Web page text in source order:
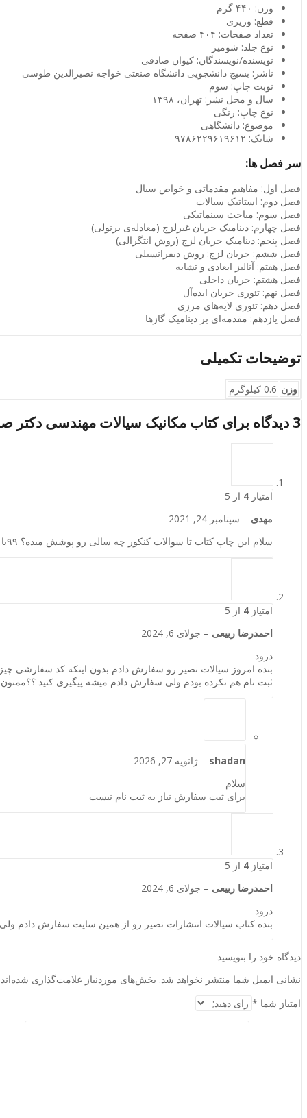
وزن: ۴۴۰
گرم
قطع: وزیری
تعداد صفحات: ۴۰۴
صفحه
نوع جلد: شومیز
نویسنده/نویسندگان: کیوان صادقی
ناشر: بسیج دانشجویی دانشگاه صنعتی خواجه نصیرالدین طوسی
نوبت چاپ: سوم
سال و محل نشر: تهران، ۱۳۹۸
نوع چاپ: رنگی
موضوع: دانشگاهی
شابک: ۹۷۸۶۲۲۹۶۱۹۶۱۲
سر فصل ها:
فصل اول: مفاهیم مقدماتی و خواص سیال
فصل دوم: استاتیک سیالات
فصل سوم: مباحث سینماتیکی
فصل چهارم: دینامیک جریان غیرلزج (معادله‌ی برنولی)
فصل پنجم: دینامیک جریان لزج (روش انتگرالی)
فصل ششم: جریان لزج: روش دیفرانسیلی
فصل هفتم: آنالیز ابعادی و تشابه
فصل هشتم: جریان داخلی
فصل نهم: تئوری جریان ایده‌آل
فصل دهم: تئوری لایه‌های مرزی
فصل یازدهم: مقدمه‌ای بر دینامیک گازها
توضیحات تکمیلی
وزن 0.6 کیلوگرم
3 دیدگاه برای کتاب مکانیک سیالات مهندسی دکتر
امتیاز4 از 5
مهدی – سپتامبر 24, 2021
سلام این چاپ کتاب تا سوالات کنکور چه سالی رو پوشش میده؟ ۹۹یا ۱۴۰۰؟
امتیاز4 از 5
احمدرضا ربیعی – جولای 6, 2024
درود
بنده امروز سیالات نصیر رو سفارش دادم بدون اینکه کد سفارشی
ثبت نام هم نکرده بودم ولی سفارش دادم میشه پیگیری کنید ؟؟ممنون
shadan
– ژانویه 27, 2026
سلام
برای ثبت سفارش نیاز به ثبت نام نیست
امتیاز4 از 5
احمدرضا ربیعی – جولای 6, 2024
درود
بنده کتاب سیالات انتشارات نصیر رو از همین سایت سفارش دادم
دیدگاه خود را بنویسید
نشانی ایمیل شما منتشر نخواهد شد. بخش‌های موردنیاز علامت‌گذاری
امتیاز شما *